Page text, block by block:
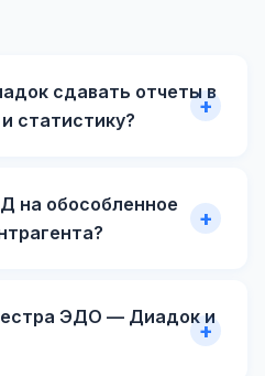
сдавать отчеты в
статистику?
на обособленное
ЭДО — Диадок и